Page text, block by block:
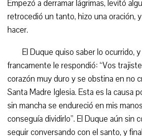
Empezó a derramar lágrimas, levitó
retrocedió un tanto, hizo una oración,
hacer.
El Duque quiso saber lo ocurrido,
francamente le respondió: “Vos
corazón muy duro y se obstina en no
Santa Madre Iglesia. Esta es la causa
sin mancha se endureció en mis
conseguía dividirlo”. El Duque aún sin
seguir conversando con el santo, y